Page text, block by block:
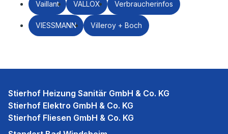
Vaillant VALLOX Verbraucherinfos
VIESSMANN Villeroy + Boch
Stierhof Heizung Sanitär GmbH & Co. KG
Stierhof Elektro GmbH & Co. KG
Stierhof Fliesen GmbH & Co. KG